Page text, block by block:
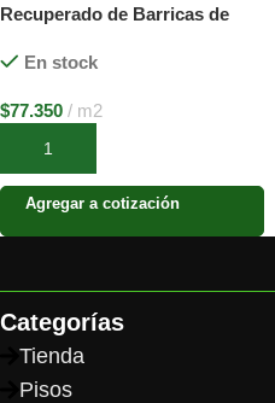
Recuperado de Barricas de
En stock
$77.350 m2
Añadir al carrito
Agregar a cotización
Categorías
Tienda
Pisos